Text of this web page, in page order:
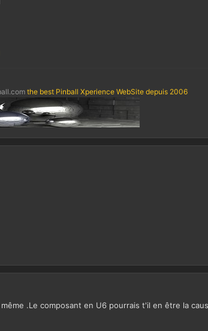
the best Pinball Xperience WebSite depuis 2006
.Le composant en U6 pourrais t'il en être la